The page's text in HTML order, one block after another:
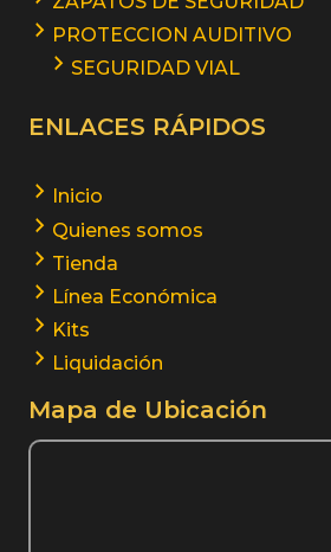
PROTECCION AUDITIVO
SEGURIDAD VIAL
ENLACES RÁPIDOS
Inicio
Quienes somos
Tienda
Línea Económica
Kits
Liquidación
Mapa de Ubicación